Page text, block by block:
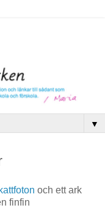
▼
kattfoton och ett ark
finfin